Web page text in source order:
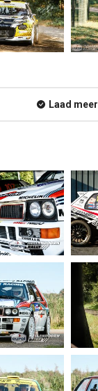
Laad meer